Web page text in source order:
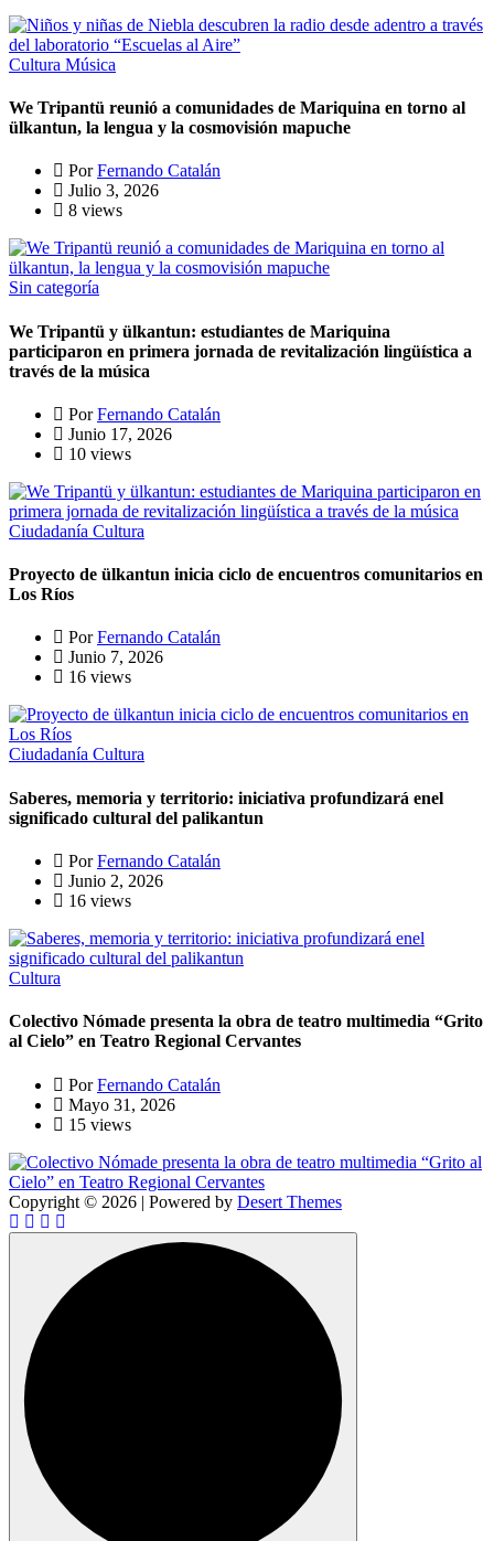
Cultura Música
We Tripantü reunió a comunidades de Mariquina en torno al
ülkantun, la lengua y la cosmovisión mapuche
PorFernando Catalán
Julio 3, 2026
8 views
Sin categoría
We Tripantü y ülkantun: estudiantes de Mariquina
participaron en primera jornada de revitalización lingüística a
través de la música
PorFernando Catalán
Junio 17, 2026
10 views
Ciudadanía Cultura
Proyecto de ülkantun inicia ciclo de encuentros comunitarios en
Los Ríos
PorFernando Catalán
Junio 7, 2026
16 views
Ciudadanía Cultura
Saberes, memoria y territorio: iniciativa profundizará enel
significado cultural del palikantun
PorFernando Catalán
Junio 2, 2026
16 views
Cultura
Colectivo Nómade presenta la obra de teatro multimedia “Grito
al Cielo” en Teatro Regional Cervantes
PorFernando Catalán
Mayo 31, 2026
15 views
Copyright © 2026 | Powered by Desert Themes